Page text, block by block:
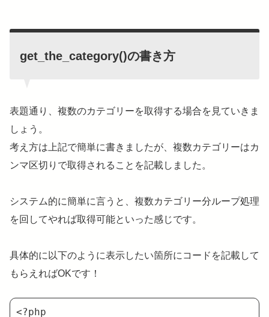
get_the_category()の書き方
表題通り、複数のカテゴリーを取得する場合を見ていきま
しょう。
考え方は上記で簡単に書きましたが、複数カテゴリーはカ
ンマ区切りで取得されることを記載しました。
システム的に簡単に言うと、複数カテゴリー分ループ処理
を回してやれば取得可能といった感じです。
具体的に以下のように表示したい箇所にコードを記載して
もらえればOKです！
<?php